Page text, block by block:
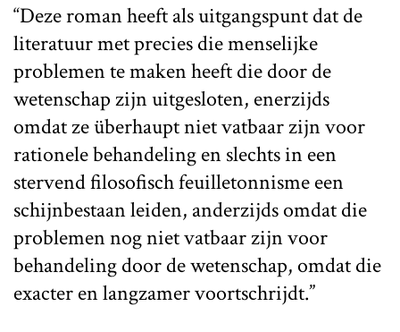
“Deze roman heeft als uitgangspunt dat de
literatuur met precies die menselijke
problemen te maken heeft die door de
wetenschap zijn uitgesloten, enerzijds
omdat ze überhaupt niet vatbaar zijn voor
rationele behandeling en slechts in een
stervend filosofisch feuilletonnisme een
schijnbestaan leiden, anderzijds omdat die
problemen nog niet vatbaar zijn voor
behandeling door de wetenschap, omdat die
exacter en langzamer voortschrijdt.”